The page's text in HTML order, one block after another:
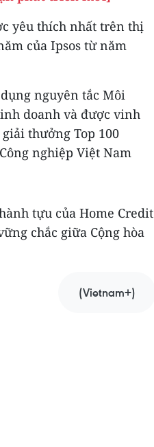
yêu thích nhất trên thị
của Ipsos từ năm
nguyên tắc Môi
doanh và được vinh
thưởng Top 100
nghiệp Việt Nam
tựu của Home Credit
chắc giữa Cộng hòa
(Vietnam+)